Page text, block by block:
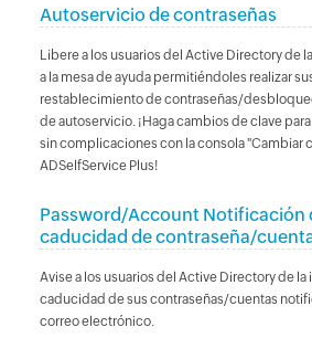
Autoservicio de contraseñas
Libere a los usuarios del Active Directory de
a la mesa de ayuda permitiéndoles realizar
restablecimiento de contraseñas/
de autoservicio. ¡Haga cambios de clave
sin complicaciones con la consola "Cambiar
ADSelfService Plus!
Password/Account Notificación
caducidad de contraseña/
Avise a los usuarios del Active Directory de
caducidad de sus contraseñas/cuentas
correo electrónico.